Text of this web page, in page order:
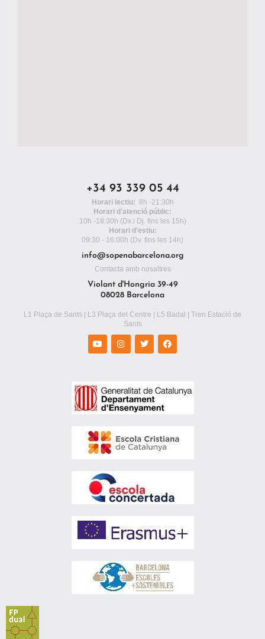
+34 93 339 05 44
Horari lectiu: 8h -21:30h
Horari d'atenció públic:
10h -18:30h (Dx.i Dj. fins les 15h)
Horari d'estiu:
09:30 - 16:00h (Dv. fins les 14h)
info@sopenabarcelona.org
Contacta amb nosaltres
Violant d'Hongria 39-49
08028 Barcelona
L1 Plaça de Sants | L3 Plaça del Centre | L5 Badal | Tren Estació de
Sants